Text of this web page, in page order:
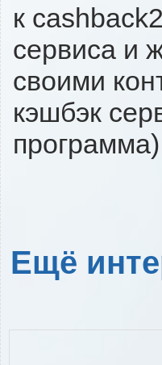
к
сервиса и
своими
кэшбэк
Ещё